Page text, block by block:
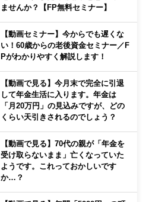
ませんか？【FP無料セミナー】
【動画セミナー】今からでも遅くな
い！60歳からの老後資金セミナー／F
Pがわかりやすく解説します！
【動画で見る】今月末で完全に引退
して年金生活に入ります。年金は
「月20万円」の見込みですが、どの
くらい天引きされるのでしょう？
【動画で見る】70代の親が「年金を
受け取らないまま」亡くなっていた
ようです。これっておかしいです
か…？